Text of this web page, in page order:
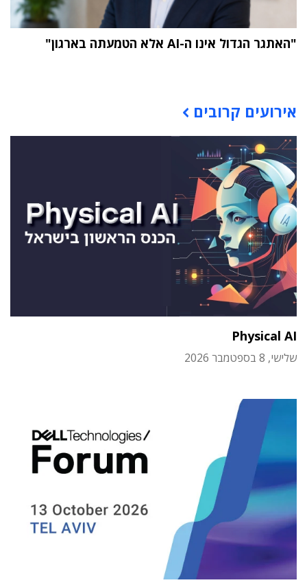
"האתגר הגדול אינו ה-AI אלא הטמעתה בארגון"
אירועים קרובים
Physical AI
שלישי, 8 בספטמבר 2026